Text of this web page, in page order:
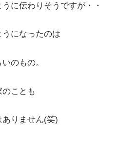
に伝わりそうですが・・
になったのは
のもの。
ことも
りません(笑)